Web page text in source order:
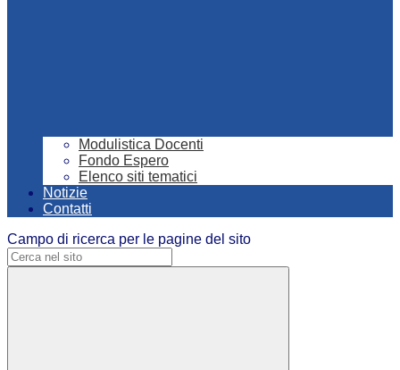
Modulistica Docenti
Fondo Espero
Elenco siti tematici
Notizie
Contatti
Campo di ricerca per le pagine del sito